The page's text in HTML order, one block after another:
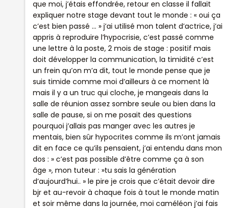
que moi, j’étais effondrée, retour en classe il fallait
expliquer notre stage devant tout le monde : « oui ça
c’est bien passé … » j’ai utilisé mon talent d’actrice, j’ai
appris à reproduire l’hypocrisie, c’est passé comme
une lettre à la poste, 2 mois de stage : positif mais
doit développer la communication, la timidité c’est
un frein qu’on m’a dit, tout le monde pense que je
suis timide comme moi d’ailleurs à ce moment là
mais il y a un truc qui cloche, je mangeais dans la
salle de réunion assez sombre seule ou bien dans la
salle de pause, si on me posait des questions
pourquoi j’allais pas manger avec les autres je
mentais, bien sûr hypocrites comme ils m’ont jamais
dit en face ce qu’ils pensaient, j’ai entendu dans mon
dos : » c’est pas possible d’être comme ça à son
âge », mon tuteur : »tu sais la génération
d’aujourd’hui.. » le pire je crois que c’était devoir dire
bjr et au-revoir à chaque fois à tout le monde matin
et soir même dans la journée, moi caméléon j’ai fais